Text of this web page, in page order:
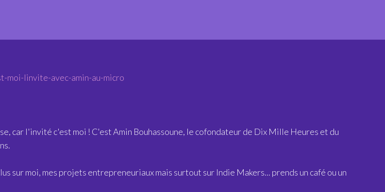
moi-linvite-avec-amin-au-micro
car l'invité c'est moi ! C'est Amin Bouhassoune, le cofondateur de Dix Mille Heures et du
sur moi, mes projets entrepreneuriaux mais surtout sur Indie Makers... prends un café ou un